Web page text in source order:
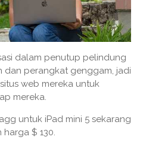
dalam penutup pelindung
dan perangkat genggam, jadi
web mereka untuk
mereka.
untuk iPad mini 5 sekarang
$ 130.